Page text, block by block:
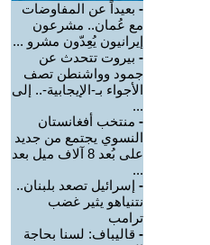
- بعيداً عن المفاوضات
مع عُمان.. مشرعون
إيرانيون يُعِدّون مشرو ...
- بيروت تتحدث عن
جمود وواشنطن تصف
الأجواء بـ-الإيجابية-.. إلى
...
- منتخب أفغانستان
النسوي يجتمع من جديد
على بُعد 8 آلاف ميل بعد
...
- إسرائيل تصعد بلبنان..
نتنياهو يثير غضب
ترامب
- قاليباف: لسنا بحاجة